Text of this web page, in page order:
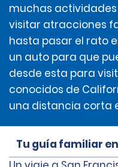
muchas actividades
visitar atracciones
hasta pasar el rato
un auto para que
desde esta para
conocidos de
una distancia corta
Tu guía familiar